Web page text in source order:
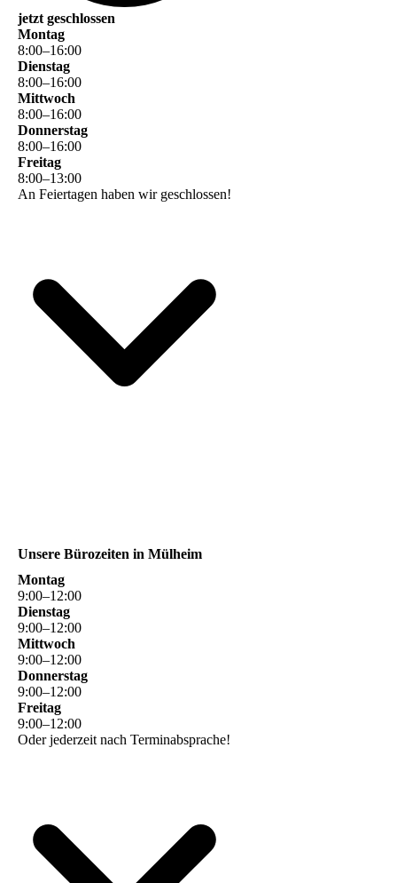
jetzt geschlossen
Montag
8:00–16:00
Dienstag
8:00–16:00
Mittwoch
8:00–16:00
Donnerstag
8:00–16:00
Freitag
8:00–13:00
An Feiertagen haben wir geschlossen!
Unsere Bürozeiten in Mülheim
Montag
9:00–12:00
Dienstag
9:00–12:00
Mittwoch
9:00–12:00
Donnerstag
9:00–12:00
Freitag
9:00–12:00
Oder jederzeit nach Terminabsprache!